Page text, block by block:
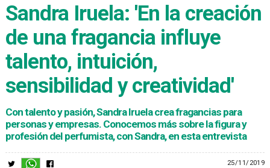
Sandra Iruela: 'En la creación
de una fragancia influye
talento, intuición,
sensibilidad y creatividad'
Con talento y pasión, Sandra Iruela crea fragancias para
personas y empresas. Conocemos más sobre la figura y
profesión del perfumista, con Sandra, en esta entrevista
25/11/2019